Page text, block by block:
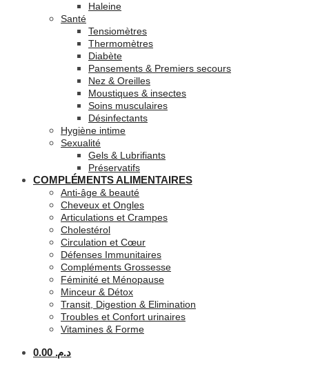
Haleine
Santé
Tensiomètres
Thermomètres
Diabète
Pansements & Premiers secours
Nez & Oreilles
Moustiques & insectes
Soins musculaires
Désinfectants
Hygiène intime
Sexualité
Gels & Lubrifiants
Préservatifs
COMPLÉMENTS ALIMENTAIRES
Anti-âge & beauté
Cheveux et Ongles
Articulations et Crampes
Cholestérol
Circulation et Cœur
Défenses Immunitaires
Compléments Grossesse
Féminité et Ménopause
Minceur & Détox
Transit, Digestion & Elimination
Troubles et Confort urinaires
Vitamines & Forme
د.م. 0.00